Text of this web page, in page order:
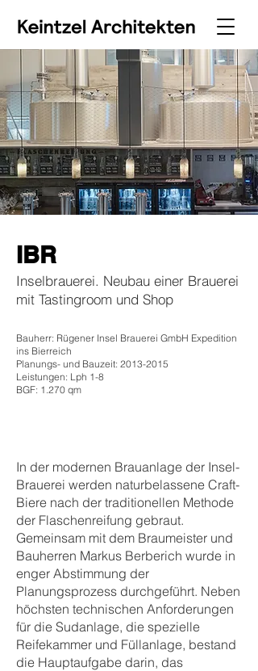
IBR
Inselbrauerei. Neubau einer Brauerei
mit Tastingroom und Shop
Bauherr: Rügener Insel Brauerei GmbH Expedition
ins Bierreich
Planungs- und Bauzeit: 2013-2015
Leistungen: Lph 1-8
BGF: 1.270 qm
In der modernen Brauanlage der Insel-
Brauerei werden naturbelassene Craft-
Biere nach der traditionellen Methode
der Flaschenreifung gebraut.
Gemeinsam mit dem Braumeister und
Bauherren Markus Berberich wurde in
enger Abstimmung der
Planungsprozess durchgeführt. Neben
höchsten technischen Anforderungen
für die Sudanlage, die spezielle
Reifekammer und Füllanlage, bestand
die Hauptaufgabe darin, das